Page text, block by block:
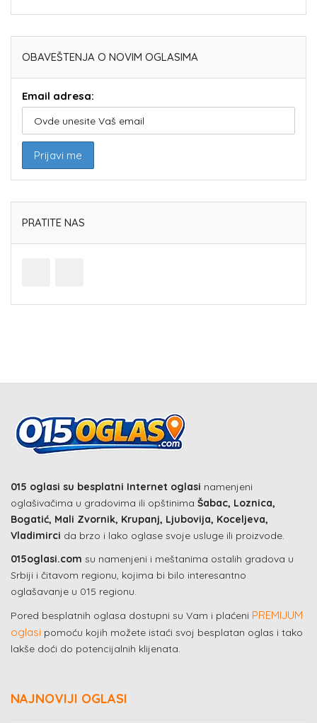
OBAVEŠTENJA O NOVIM OGLASIMA
Email adresa:
PRATITE NAS
015 oglasi su besplatni Internet oglasi namenjeni
oglašivačima u gradovima ili opštinima Šabac, Loznica,
Bogatić, Mali Zvornik, Krupanj, Ljubovija, Koceljeva,
Vladimirci da brzo i lako oglase svoje usluge ili proizvode.
015oglasi.com su namenjeni i meštanima ostalih gradova u
Srbiji i čitavom regionu, kojima bi bilo interesantno
oglašavanje u 015 regionu.
Pored besplatnih oglasa dostupni su Vam i plaćeni PREMIJUM
oglasi pomoću kojih možete istaći svoj besplatan oglas i tako
lakše doći do potencijalnih klijenata.
NAJNOVIJI OGLASI